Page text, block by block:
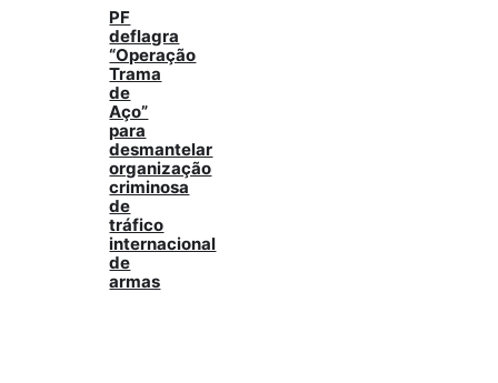
PF
deflagra
“Operação
Trama
de
Aço”
para
desmantelar
organização
criminosa
de
tráfico
internacional
de
armas